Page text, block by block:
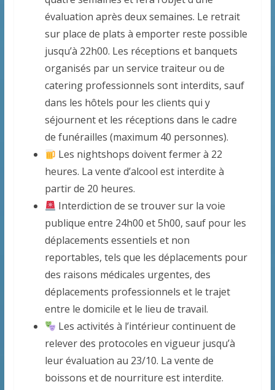
évaluation après deux semaines. Le retrait
sur place de plats à emporter reste possible
jusqu’à 22h00. Les réceptions et banquets
organisés par un service traiteur ou de
catering professionnels sont interdits, sauf
dans les hôtels pour les clients qui y
séjournent et les réceptions dans le cadre
de funérailles (maximum 40 personnes).
Les nightshops doivent fermer à 22
heures. La vente d’alcool est interdite à
partir de 20 heures.
Interdiction de se trouver sur la voie
publique entre 24h00 et 5h00, sauf pour les
déplacements essentiels et non
reportables, tels que les déplacements pour
des raisons médicales urgentes, des
déplacements professionnels et le trajet
entre le domicile et le lieu de travail.
Les activités à l’intérieur continuent de
relever des protocoles en vigueur jusqu’à
leur évaluation au 23/10. La vente de
boissons et de nourriture est interdite.